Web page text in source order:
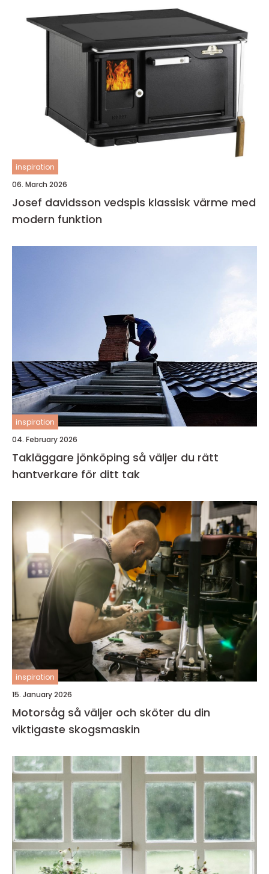
inspiration
06. March 2026
Josef davidsson vedspis klassisk värme med
modern funktion
inspiration
04. February 2026
Takläggare jönköping så väljer du rätt
hantverkare för ditt tak
inspiration
15. January 2026
Motorsåg så väljer och sköter du din
viktigaste skogsmaskin